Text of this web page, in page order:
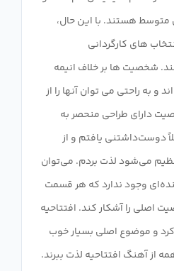
​​هستند. با این حال،
های کارگردانی
شخصیت ها بر خلاف انیمه
و به راحتی می توان آنها را از
دارای طراحی منحصر به
دوست‌داشتنی یافتم و از
می‌شود لذت بردم. می‌توان
وجود ندارد که هر قسمت
اصلی را آشکار کند. افتتاحیه
و موضوع اصلی بسیار خوب
از آهنگ افتتاحیه لذت ببرند.